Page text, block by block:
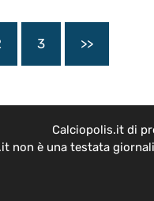
3 >>
Calciopolis.it di
non è una testata